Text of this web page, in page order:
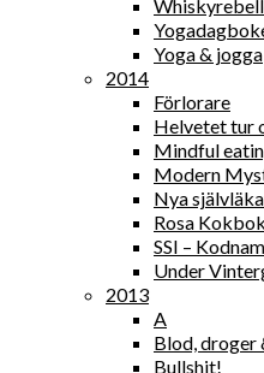
Yoga & jogga
2014
Förlorare
Helvetet tur
Mindful
Modern
Nya
Rosa
SSI –
Under
2013
A
Blod, droger
Bullshit!